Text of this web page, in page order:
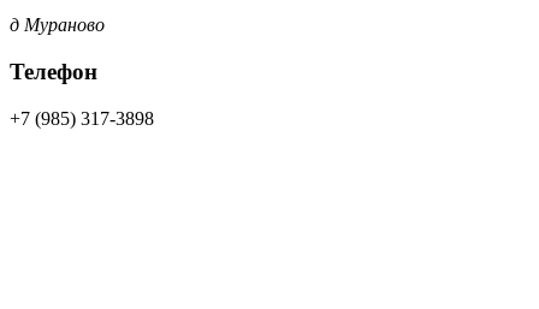
д Мураново
Телефон
+7 (985) 317-3898